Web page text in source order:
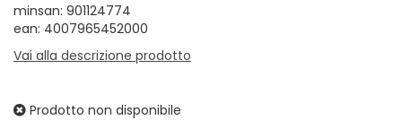
minsan: 901124774
ean: 4007965452000
Vai alla descrizione prodotto
Prodotto non disponibile